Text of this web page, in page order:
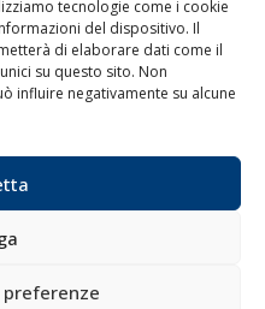
tecnologie come i cookie
del dispositivo. Il
di elaborare dati come il
su questo sito. Non
influire negativamente su alcune